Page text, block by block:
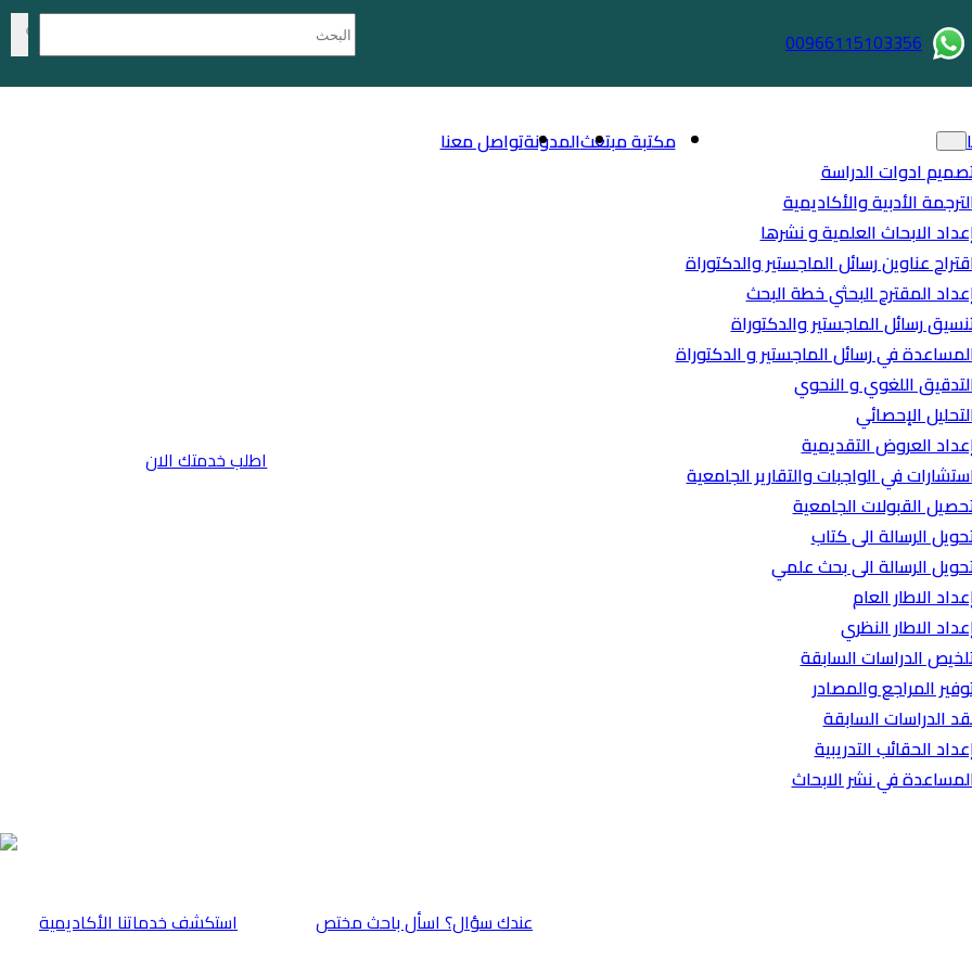
00966115103356
ادوات الدراسة
الأدبية والأكاديمية
الابحاث العلمية و نشرها
عناوين رسائل الماجستير والدكتوراة
المقترح البحثي خطة البحث
رسائل الماجستير والدكتوراة
في رسائل الماجستير و الدكتوراة
اللغوي و النحوي
الإحصائي
العروض التقديمية
في الواجبات والتقارير الجامعية
القبولات الجامعية
الرسالة الى كتاب
الرسالة الى بحث علمي
الاطار العام
الاطار النظري
الدراسات السابقة
المراجع والمصادر
الدراسات السابقة
الحقائب التدريبية
في نشر الابحاث
مكتبة مبتعثالمدونةتواصل معنا
اطلب خدمتك الان
⁠استكشف خدماتنا الأكاديمية عندك سؤال؟ اسأل باحث مختص